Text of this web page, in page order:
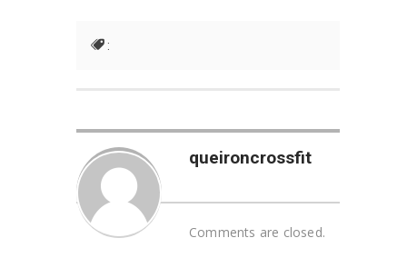
:
queironcrossfit
Comments are closed.